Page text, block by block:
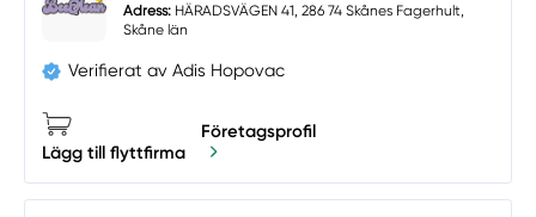
Adress:HÄRADSVÄGEN 41, 286 74 Skånes Fagerhult,
Skåne län
Verifierat av Adis Hopovac
Lägg till flyttfirma
Företagsprofil